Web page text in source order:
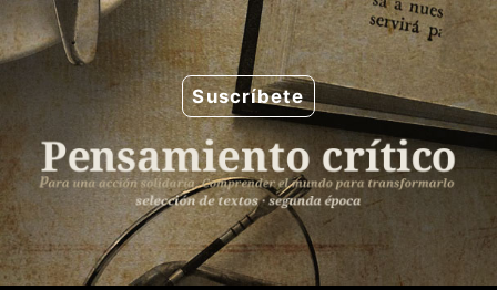
Saltar
al
contenido
Suscríbete